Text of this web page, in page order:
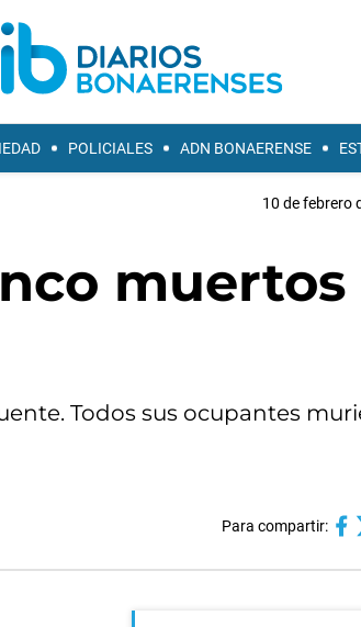
POLICIALES ADN BONAERENSE
10 de febrero
muertos
Todos sus ocupantes
Para compartir: